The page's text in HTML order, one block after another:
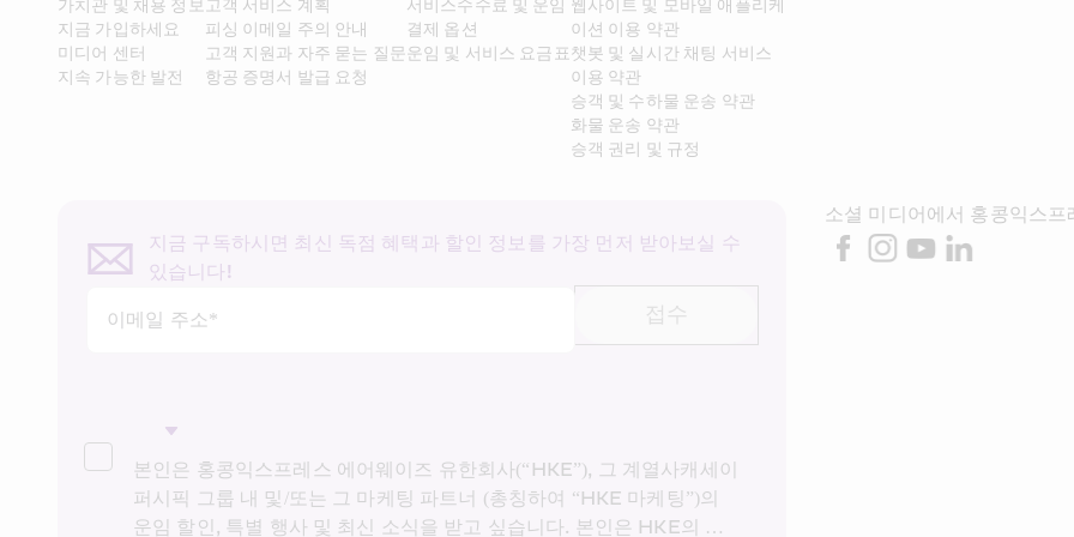
가치관 및 채용 정보​
지금 가입하세요
미디어 센터
지속 가능한 발전
고객 서비스 계획
피싱 이메일 주의 안내
고객 지원과 자주 묻는 질문
항공 증명서 발급 요청
서비스수수료 및 운임
결제 옵션
운임 및 서비스 요금표
웹사이트 및 모바일 애플리케
이션 이용 약관
챗봇 및 실시간 채팅 서비스
이용 약관
승객 및 수하물 운송 약관
화물 운송 약관
승객 권리 및 규정
지금 구독하시면 최신 독점 혜택과 할인 정보를 가장 먼저 받아보실 수
있습니다!
이메일 주소*
접수
본인은 홍콩익스프레스 에어웨이즈 유한회사(“HKE”), 그 계열사캐세이
퍼시픽 그룹 내 및/또는 그 마케팅 파트너 (총칭하여 “HKE 마케팅”)의
운임 할인, 특별 행사 및 최신 소식을 받고 싶습니다. 본인은 HKE의 개
소셜 미디어에서 홍콩익스프